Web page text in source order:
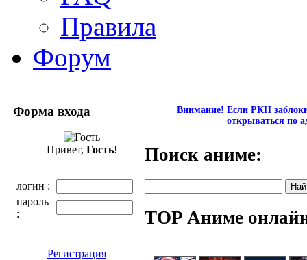
Правила
Форум
Форма входа
Привет, Гость!
логин :
пароль
:
Регистрация
Внимание! Если РКН
открываться по
Поиск аниме:
TOP Аниме